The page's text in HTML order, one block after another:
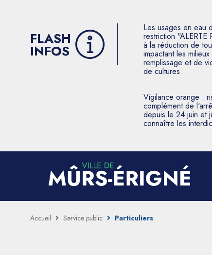
FLASH
INFOS
Les usages en eau
restriction "ALERTE
à la réduction de
impactant les
remplissage et de
de cultures.
Vigilance orange :
complément de
depuis le 24 juin et
connaître les
Accueil Service public Particuliers